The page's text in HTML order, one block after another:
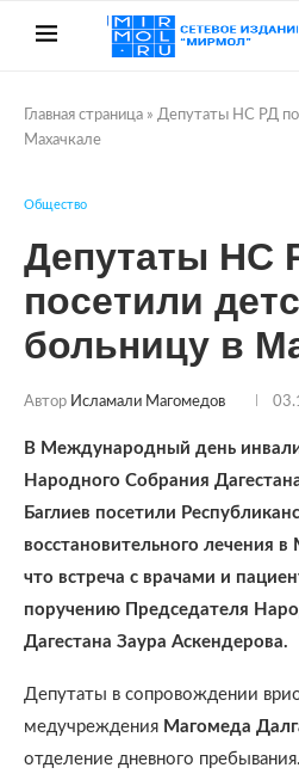
Главная страница » Депутаты НС РД
Махачкале
Общество
Депутаты НС
посетили
больницу в
Автор Исламали Магомедов
В Международный день
Народного Собрания
Баглиев посетили
восстановительного лечения
что встреча с врачами и
поручению Председателя
Дагестана Заура Аскендерова.
Депутаты в сопровождении врио
медучреждения Магомеда
отделение дневного